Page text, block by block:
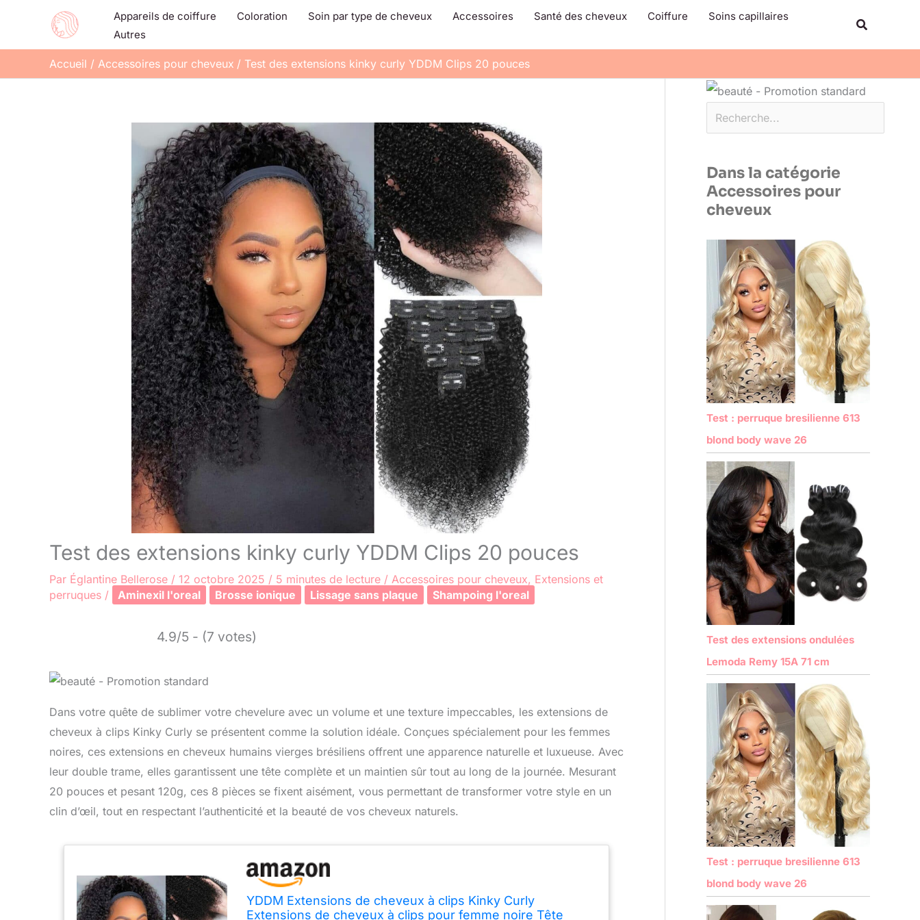
contenu
Appareils de coiffure Coloration Soin par type de cheveux Accessoires Santé des cheveux Coiffure
Soins capillaires
Autres
Accueil Accessoires pour cheveux Test des extensions kinky curly YDDM Clips 20 pouces
Test des extensions kinky curly YDDM Clips 20 pouces
Par Églantine Bellerose / 12 octobre 2025 / 5 minutes de lecture / Accessoires pour cheveux, Extensions et
perruques / Aminexil l'oreal Brosse ionique Lissage sans plaque Shampoing l'oreal
4.9/5 - (7 votes)
Dans votre quête de sublimer votre chevelure avec un volume et une texture impeccables, les extensions de
cheveux à clips Kinky Curly se présentent comme la solution idéale. Conçues spécialement pour les femmes
noires, ces extensions en cheveux humains vierges brésiliens offrent une apparence naturelle et luxueuse. Avec
leur double trame, elles garantissent une tête complète et un maintien sûr tout au long de la journée. Mesurant
20 pouces et pesant 120g, ces 8 pièces se fixent aisément, vous permettant de transformer votre style en un
clin d’œil, tout en respectant l’authenticité et la beauté de vos cheveux naturels.
YDDM Extensions de cheveux à clips Kinky Curly
Extensions de cheveux à clips pour femme noire Tête
Rechercher
Dans la catégorie
Accessoires pour
cheveux
Test : perruque bresilienne 613
blond body wave 26
Test des extensions ondulées
Lemoda Remy 15A 71 cm
Test : perruque bresilienne 613
blond body wave 26